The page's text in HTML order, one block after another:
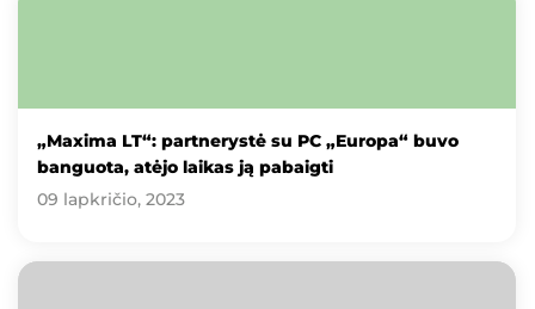
„Maxima LT“: partnerystė su PC „Europa“ buvo
banguota, atėjo laikas ją pabaigti
09 lapkričio, 2023